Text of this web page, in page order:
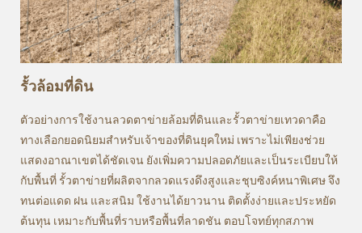
รั้วล้อมที่ดิน
ตัวอย่างการใช้งานลวดตาข่ายล้อมที่ดินและรั้วตาข่ายเทวดาคือ
ทางเลือกยอดนิยมสำหรับเจ้าของที่ดินยุคใหม่ เพราะไม่เพียงช่วย
แสดงอาณาเขตได้ชัดเจน ยังเพิ่มความปลอดภัยและเป็นระเบียบให้
กับพื้นที่ รั้วตาข่ายที่ผลิตจากลวดแรงดึงสูงและชุบซิงค์หนาพิเศษ จึง
ทนต่อแดด ฝน และสนิม ใช้งานได้ยาวนาน ติดตั้งง่ายและประหยัด
ต้นทุน เหมาะกับพื้นที่ราบหรือพื้นที่ลาดชัน ตอบโจทย์ทุกสภาพ